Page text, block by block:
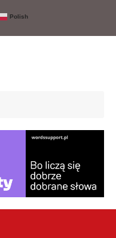
Polish